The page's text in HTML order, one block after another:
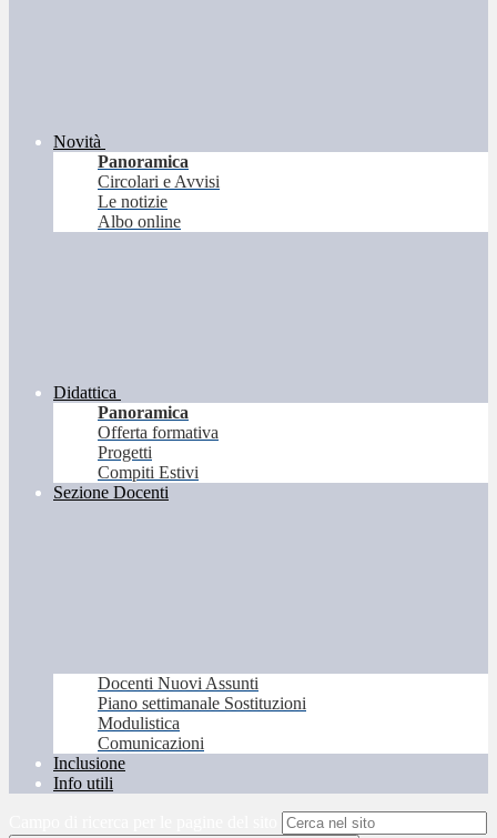
Novità
Panoramica
Circolari e Avvisi
Le notizie
Albo online
Didattica
Panoramica
Offerta formativa
Progetti
Compiti Estivi
Sezione Docenti
Docenti Nuovi Assunti
Piano settimanale Sostituzioni
Modulistica
Comunicazioni
Inclusione
Info utili